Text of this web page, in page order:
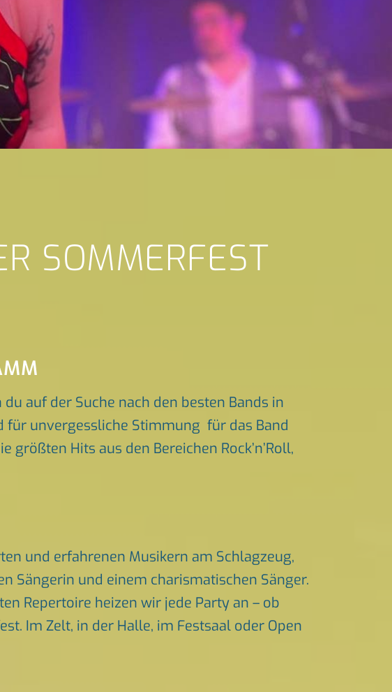
SOMMERFEST
auf der Suche nach den besten Bands in
für unvergessliche Stimmung für das Band
Hits aus den Bereichen Rock’n’Roll,
und erfahrenen Musikern am Schlagzeug,
Sängerin und einem charismatischen Sänger.
Repertoire heizen wir jede Party an – ob
Im Zelt, in der Halle, im Festsaal oder Open